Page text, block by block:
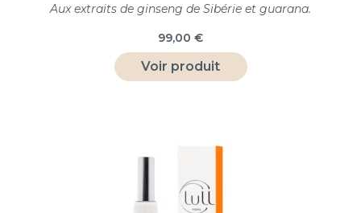
Aux extraits de ginseng de Sibérie et guarana.
99,00 €
Voir produit